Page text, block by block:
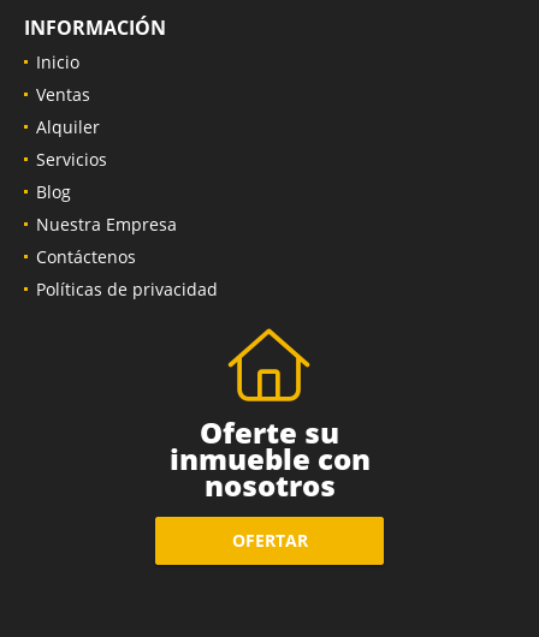
INFORMACIÓN
Inicio
Ventas
Alquiler
Servicios
Blog
Nuestra Empresa
Contáctenos
Políticas de privacidad
Oferte su
inmueble con
nosotros
OFERTAR